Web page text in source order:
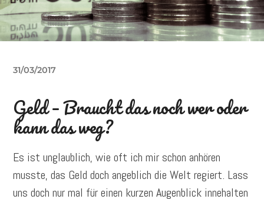
31/03/2017
Geld – Braucht das noch wer oder
kann das weg?
Es ist unglaublich, wie oft ich mir schon anhören
musste, das Geld doch angeblich die Welt regiert. Lass
uns doch nur mal für einen kurzen Augenblick innehalten